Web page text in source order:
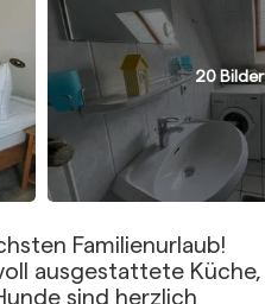
20 Bilder
Familienurlaub!
ausgestattete Küche,
sind herzlich